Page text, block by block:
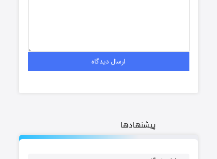
پیشنهادها